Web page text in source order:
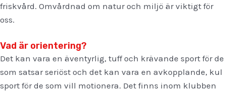
friskvård. Omvårdnad om natur och miljö är viktigt för
oss.
Vad är orientering?
Det kan vara en äventyrlig, tuff och krävande sport för de
som satsar seriöst och det kan vara en avkopplande, kul
sport för de som vill motionera. Det finns inom klubben